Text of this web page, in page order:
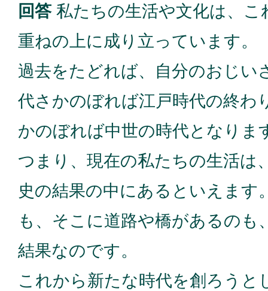
回答私たちの生活や文化は、こ
重ねの上に成り立っています。
過去をたどれば、自分のおじい
代さかのぼれば江戸時代の終わ
かのぼれば中世の時代となりま
つまり、現在の私たちの生活は
史の結果の中にあるといえます
も、そこに道路や橋があるのも
結果なのです。
これから新たな時代を創ろうと